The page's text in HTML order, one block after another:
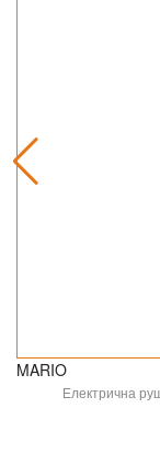
MARIO
Електрична